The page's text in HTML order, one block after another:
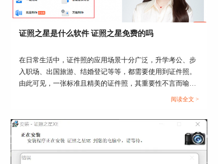
替换底色后的证件照与原证件照对比如图五所示。
证照之星是什么软件 证照之星免费的吗
在日常生活中，证件照的应用场景十分广泛，升学考公、步
入职场、出国旅游、结婚登记等等，都需要使用到证件照。
由此可见，一张标准且精美的证件照，其重要性不言而喻。
今天这篇文章就以“证照之星是什么软件，证照之星免费的
阅读全文 >